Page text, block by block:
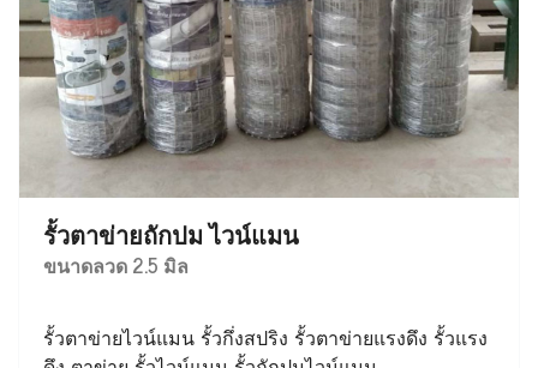
รั้วตาข่ายถักปม ไวน์แมน
ขนาดลวด 2.5 มิล
รั้วตาข่ายไวน์แมน รั้วกึ่งสปริง รั้วตาข่ายแรงดึง รั้วแรง